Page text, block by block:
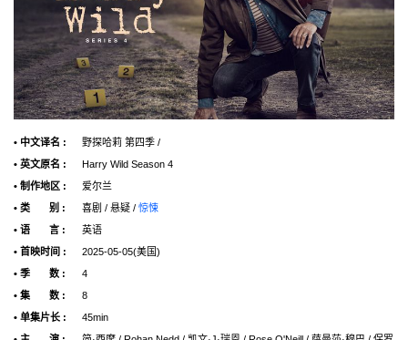
• 中文译名 :
野探哈莉 第四季 /
• 英文原名 :
Harry Wild Season 4
• 制作地区 :
爱尔兰
• 类 别 :
喜剧 / 悬疑 / 惊悚
• 语 言 :
英语
• 首映时间 :
2025-05-05(美国)
• 季 数 :
4
• 集 数 :
8
• 单集片长 :
45min